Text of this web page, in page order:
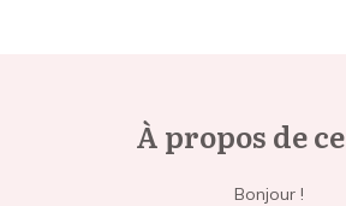
À propos de
Bonjour !